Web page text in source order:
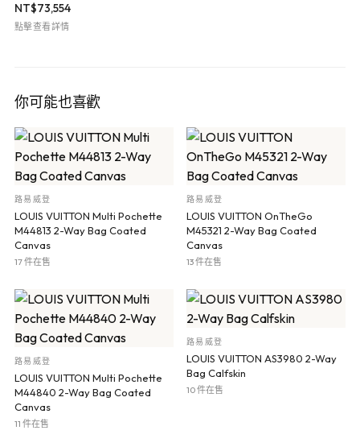
NT$73,554
點擊查看詳情
你可能也喜歡
路易威登
LOUIS VUITTON Multi Pochette
M44813 2-Way Bag Coated
Canvas
17 件在售
路易威登
LOUIS VUITTON OnTheGo
M45321 2-Way Bag Coated
Canvas
13 件在售
路易威登
LOUIS VUITTON Multi Pochette
M44840 2-Way Bag Coated
Canvas
11 件在售
路易威登
LOUIS VUITTON AS3980 2-Way
Bag Calfskin
10 件在售